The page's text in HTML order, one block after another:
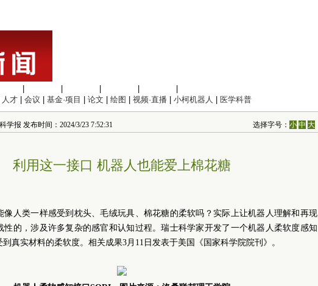
人才 会议 基金·项目 论文 绘图 视频·直播 小柯机器人 医学科普
学报 发布时间：2024/3/23 7:52:31 选择字号：小 中 大
利用这一接口 机器人也能爱上棉花糖
像人类一样感受到枕头、毛绒玩具、棉花糖的柔软吗？实际上让机器人理解和再现
性的，涉及许多复杂的感官和认知过程。瑞士科学家开发了一个机器人柔软度感知
真实材料的柔软度。相关成果3月11日发表于美国《国家科学院院刊》。